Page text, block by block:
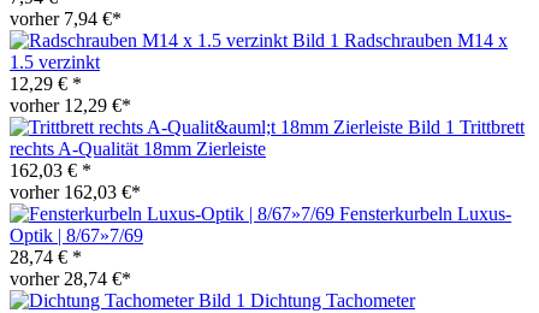
vorher 7,94 €*
Radschrauben M14 x
1.5 verzinkt
12,29 € *
vorher 12,29 €*
Trittbrett
rechts A-Qualität 18mm Zierleiste
162,03 € *
vorher 162,03 €*
Fensterkurbeln Luxus-
Optik | 8/67»7/69
28,74 € *
vorher 28,74 €*
Dichtung Tachometer